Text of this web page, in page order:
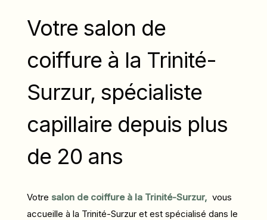
Votre salon de
coiffure à la Trinité-
Surzur, spécialiste
capillaire depuis plus
de 20 ans
Votre salon de coiffure à la Trinité-Surzur, vous
accueille à la Trinité-Surzur et est spécialisé dans le